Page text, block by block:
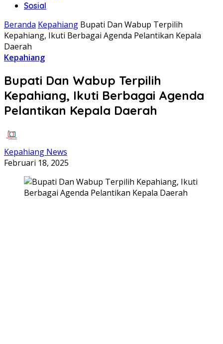
Sosial
Beranda Kepahiang Bupati Dan Wabup Terpilih
Kepahiang, Ikuti Berbagai Agenda Pelantikan Kepala
Daerah
Kepahiang
Bupati Dan Wabup Terpilih
Kepahiang, Ikuti Berbagai Agenda
Pelantikan Kepala Daerah
Kepahiang News
Februari 18, 2025